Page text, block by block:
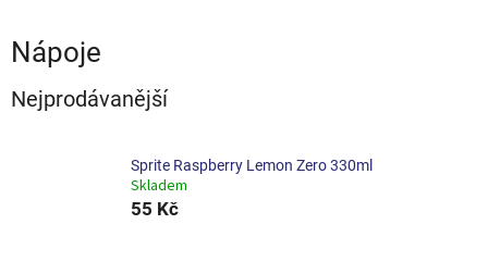
Nápoje
Nejprodávanější
Sprite Raspberry Lemon Zero 330ml
Skladem
55 Kč